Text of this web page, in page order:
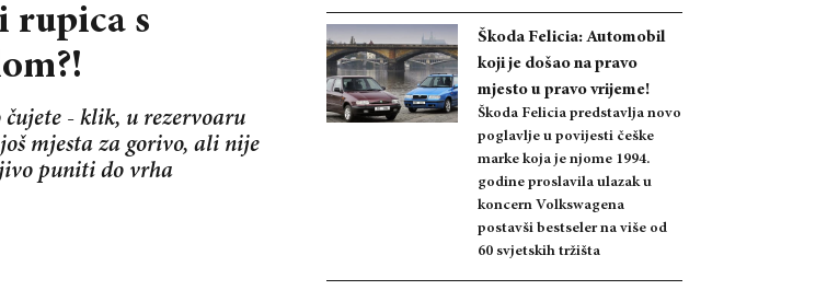
rupica s
čujete - klik, u rezervoaru
mjesta za gorivo, ali nije
puniti do vrha
Škoda Felicia: Automobil
koji je došao na pravo
mjesto u pravo vrijeme!
Škoda Felicia predstavlja novo
poglavlje u povijesti češke
marke koja je njome 1994.
godine proslavila ulazak u
koncern Volkswagena
postavši bestseler na više od
60 svjetskih tržišta